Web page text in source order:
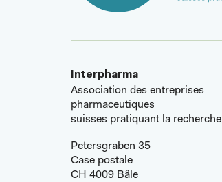
Interpharma
Association des entreprises
pharmaceutiques
suisses pratiquant la recherche
Petersgraben 35
Case postale
CH 4009 Bâle